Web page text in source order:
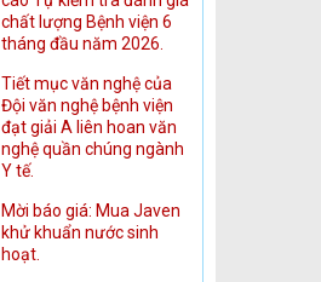
chất lượng Bệnh viện 6
tháng đầu năm 2026.
Tiết mục văn nghệ của
Đội văn nghệ bệnh viện
đạt giải A liên hoan văn
nghệ quần chúng ngành
Y tế.
Mời báo giá: Mua Javen
khử khuẩn nước sinh
hoạt.